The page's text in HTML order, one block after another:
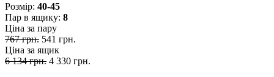
Розмiр: 40-45
Пар в ящику: 8
Ціна за пару
767 грн. 541 грн.
Ціна за ящик
6 134 грн. 4 330 грн.